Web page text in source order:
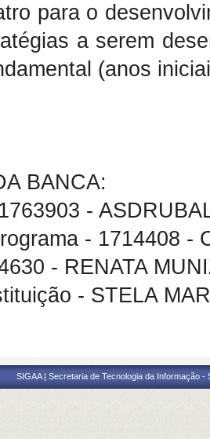
para o
a serem
(anos
BANCA:
-
- 1714408 -
- RENATA
- STELA
SIGAA | Secretaria de Tecnologia da Informação